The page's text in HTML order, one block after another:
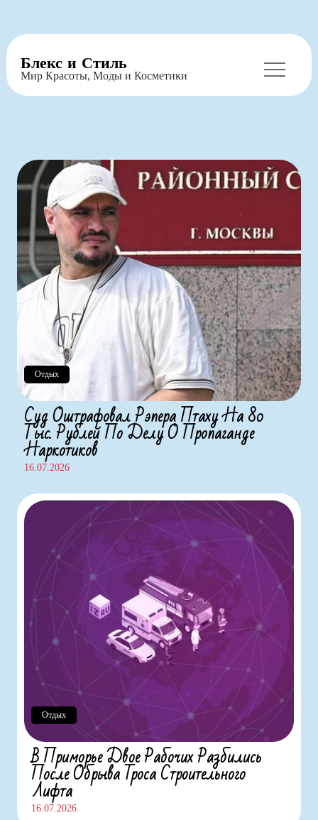
Перейти
содержимому
Блекс и Стиль
Мир Красоты, Моды и Косметики
Отдых
Суд Оштрафовал Рэпера Птаху На 80
Тыс. Рублей По Делу О Пропаганде
Наркотиков
16.07.2026
В Приморье Двое Рабочих Разбились
После Обрыва Троса Строительного
Лифта
16.07.2026
Отдых